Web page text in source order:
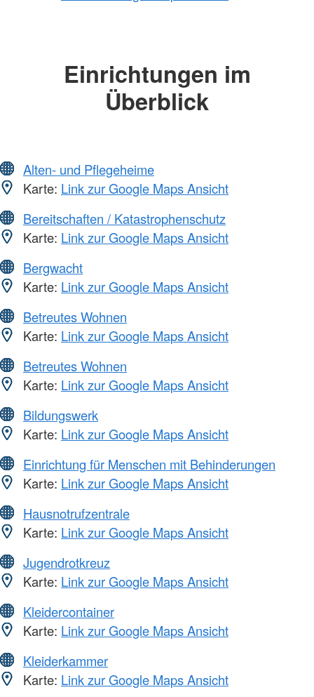
Einrichtungen im
Überblick
Alten- und Pflegeheime
Karte: Link zur Google Maps Ansicht
Bereitschaften / Katastrophenschutz
Karte: Link zur Google Maps Ansicht
Bergwacht
Karte: Link zur Google Maps Ansicht
Betreutes Wohnen
Karte: Link zur Google Maps Ansicht
Betreutes Wohnen
Karte: Link zur Google Maps Ansicht
Bildungswerk
Karte: Link zur Google Maps Ansicht
Einrichtung für Menschen mit Behinderungen
Karte: Link zur Google Maps Ansicht
Hausnotrufzentrale
Karte: Link zur Google Maps Ansicht
Jugendrotkreuz
Karte: Link zur Google Maps Ansicht
Kleidercontainer
Karte: Link zur Google Maps Ansicht
Kleiderkammer
Karte: Link zur Google Maps Ansicht